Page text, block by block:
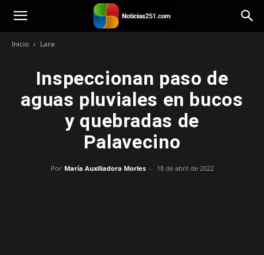
Noticias251
Inicio Lara
Inspeccionan paso de
aguas pluviales en bucos
y quebradas de
Palavecino
Por María Auxiliadora Morles - 18 de abril de 2022